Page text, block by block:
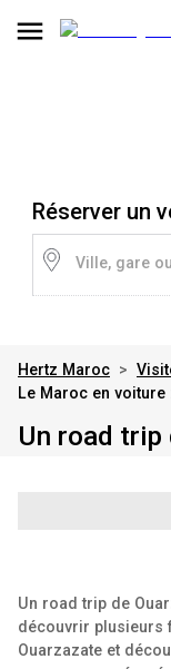
Réserver un
Ville, gare
Hertz Maroc >
Le Maroc en voiture
Un road trip
Un road trip de
découvrir plusieurs
Ouarzazate et